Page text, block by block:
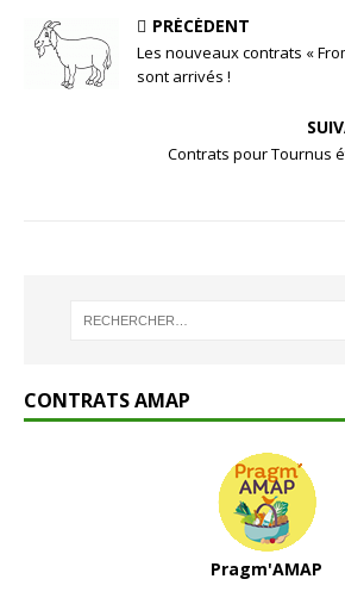
PRÉCÉDENT
Les nouveaux contrats «
sont arrivés !
Contrats pour Tournus
CONTRATS AMAP
Pragm'AMAP